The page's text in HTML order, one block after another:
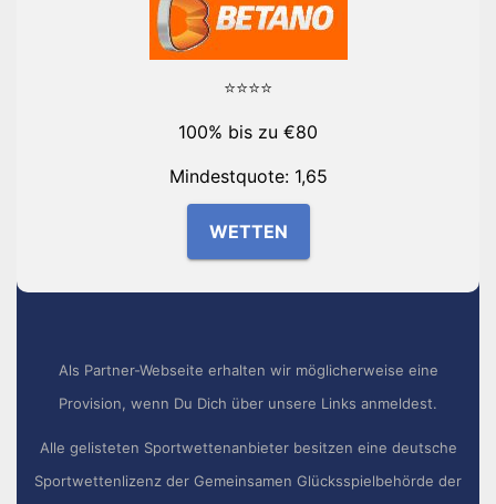
⭐⭐⭐⭐
100% bis zu €80
Mindestquote: 1,65
WETTEN
Als Partner-Webseite erhalten wir möglicherweise eine
Provision, wenn Du Dich über unsere Links anmeldest.
Alle gelisteten Sportwettenanbieter besitzen eine deutsche
Sportwettenlizenz der Gemeinsamen Glücksspielbehörde der